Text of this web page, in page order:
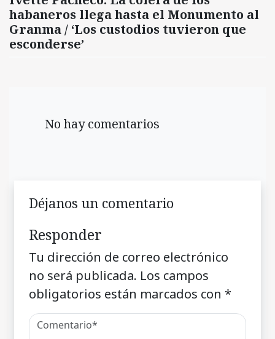
habaneros llega hasta el Monumento al
Granma / ‘Los custodios tuvieron que
esconderse’
No hay comentarios
Déjanos un comentario
Responder
Tu dirección de correo electrónico
no será publicada. Los campos
obligatorios están marcados con *